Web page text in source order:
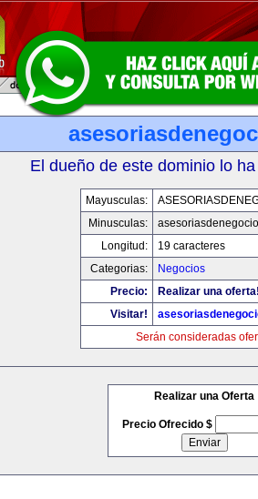
El dueño de este dominio lo
Mayusculas:
Minusculas:
Longitud:
19 caracteres
Categorias:
Negocios
Precio:
Realizar una
Visitar!
Serán consideradas
Realizar una Oferta
Precio Ofrecido $